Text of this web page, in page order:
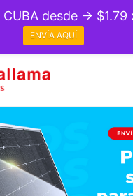
CUBA desde → $1.79
ENVÍA AQUÍ